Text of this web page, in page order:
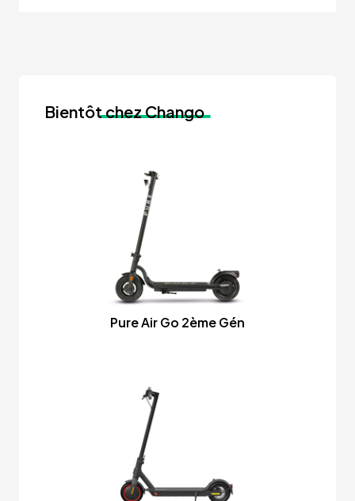
Bientôtchez Chango
Pure Air Go 2ème Gén